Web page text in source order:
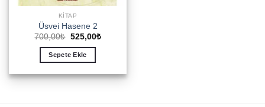
KITAP
Üsvei Hasene 2
700,00₺ Orijinal
700,00₺.
525,00₺Şu
Sepete Ekle